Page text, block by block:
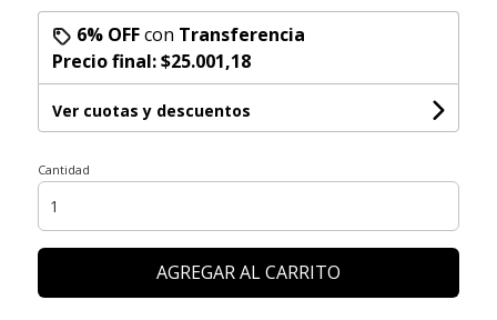
6% OFFcon Transferencia
Precio final:$25.001,18
Ver cuotas y descuentos
Cantidad
AGREGAR AL CARRITO